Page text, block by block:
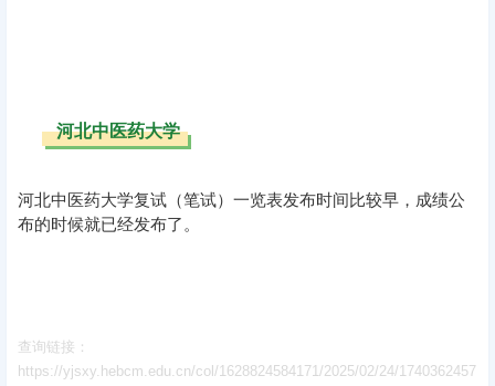
河北中医药大学
河北中医药大学复试（笔试）一览表发布时间比较早，成绩公
布的时候就已经发布了。
查询链接：
https://yjsxy.hebcm.edu.cn/col/1628824584171/2025/02/24/1740362457